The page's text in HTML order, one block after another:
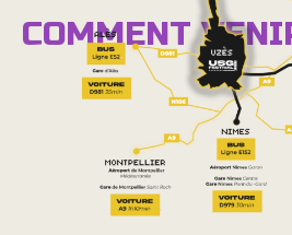
COMMENT